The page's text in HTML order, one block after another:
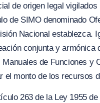
de origen legal
de SIMO denominado
Nacional establezca.
conjunta y
de Funciones y
el monto de los
263 de la Ley 1955